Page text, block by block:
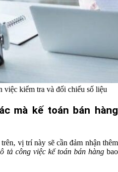
việc kiểm tra và đối chiếu số liệu
mà kế toán bán hàng
vị trí này sẽ cần đảm nhận thêm
tả công việc kế toán bán hàng bao